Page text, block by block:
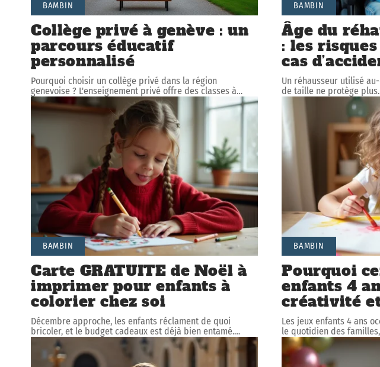
BAMBIN
Collège privé à genève : un
parcours éducatif
personnalisé
Pourquoi choisir un collège privé dans la région
genevoise ? L'enseignement privé offre des classes à…
BAMBIN
Âge du
: les
cas
Un réhausseur utilisé
de taille ne protège
BAMBIN
Carte GRATUITE de Noël à
imprimer pour enfants à
colorier chez soi
Décembre approche, les enfants réclament de quoi
bricoler, et le budget cadeaux est déjà bien entamé.…
BAMBIN
Pourquoi
enfants 4
créativité et
Les jeux enfants 4 ans
le quotidien des